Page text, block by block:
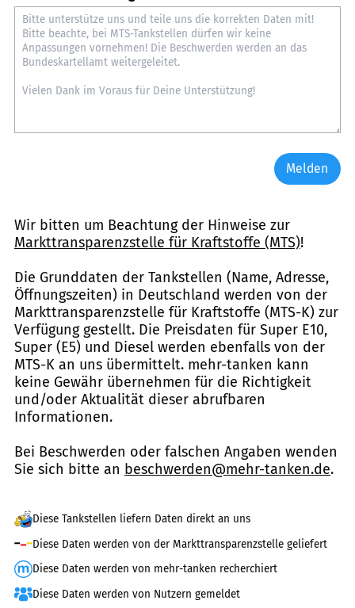
Melden
Wir bitten um Beachtung der Hinweise zur
Markttransparenzstelle für Kraftstoffe (MTS)!
Die Grunddaten der Tankstellen (Name, Adresse,
Öffnungszeiten) in Deutschland werden von der
Markttransparenzstelle für Kraftstoffe (MTS-K) zur
Verfügung gestellt. Die Preisdaten für Super E10,
Super (E5) und Diesel werden ebenfalls von der
MTS-K an uns übermittelt. mehr-tanken kann
keine Gewähr übernehmen für die Richtigkeit
und/oder Aktualität dieser abrufbaren
Informationen.
Bei Beschwerden oder falschen Angaben wenden
Sie sich bitte an beschwerden@mehr-tanken.de.
Diese Tankstellen liefern Daten direkt an uns
Diese Daten werden von der Markttransparenzstelle geliefert
Diese Daten werden von mehr-tanken recherchiert
Diese Daten werden von Nutzern gemeldet